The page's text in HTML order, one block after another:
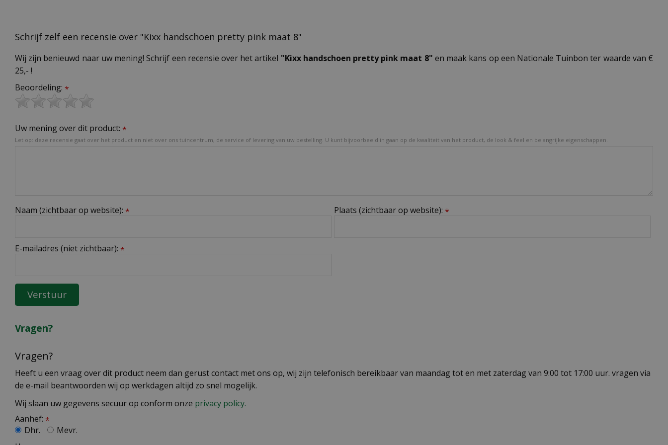
Schrijf zelf een recensie over "Kixx handschoen pretty pink maat 8"
Wij zijn benieuwd naar uw mening! Schrijf een recensie over het artikel "Kixx handschoen pretty pink maat 8" en maak kans op een Nationale Tuinbon ter waarde van €
25,- !
Beoordeling: *
Uw mening over dit product: *
Let op: deze recensie gaat over het product en niet over ons tuincentrum, de service of levering van uw bestelling. U kunt bijvoorbeeld in gaan op de kwaliteit van het product, de look & feel en belangrijke eigenschappen.
Naam (zichtbaar op website): * Plaats (zichtbaar op website): *
E-mailadres (niet zichtbaar): *
Vragen?
Vragen?
Heeft u een vraag over dit product neem dan gerust contact met ons op, wij zijn telefonisch bereikbaar van maandag tot en met zaterdag van 9:00 tot 17:00 uur. vragen via
de e-mail beantwoorden wij op werkdagen altijd zo snel mogelijk.
Wij slaan uw gegevens secuur op conform onze privacy policy.
Aanhef: *
Dhr.
Mevr.